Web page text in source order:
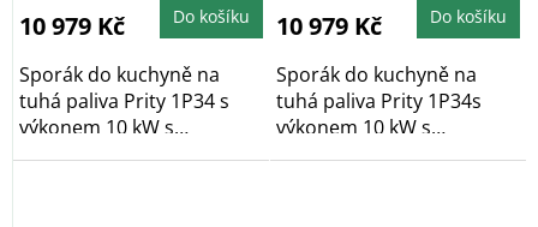
5,0
z
hvězdiček.
10 979 Kč Do košíku
Sporák do kuchyně na
tuhá paliva Prity 1P34 s
výkonem 10 kW s
proskleným topeništěm,...
4,9
z
hvězdiček.
10 979 Kč Do košíku
Sporák do kuchyně na
tuhá paliva Prity 1P34s
výkonem 10 kW s
proskleným topeništěm,...